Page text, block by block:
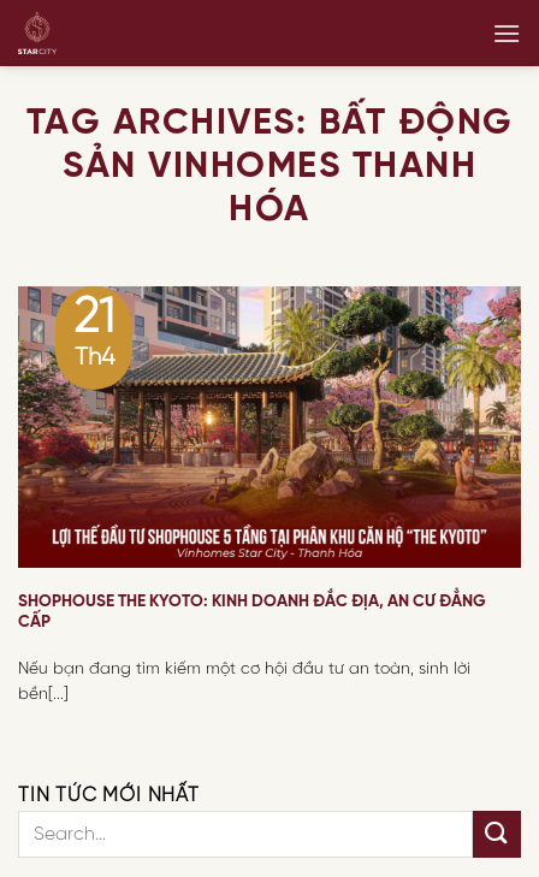
Skip
TAG ARCHIVES: BẤT ĐỘNG
SẢN VINHOMES THANH
HÓA
SHOPHOUSE THE KYOTO: KINH DOANH ĐẮC ĐỊA, AN CƯ ĐẲNG
CẤP
Nếu bạn đang tìm kiếm một cơ hội đầu tư an toàn, sinh lời
bền[...]
21
Th4
TIN TỨC MỚI NHẤT